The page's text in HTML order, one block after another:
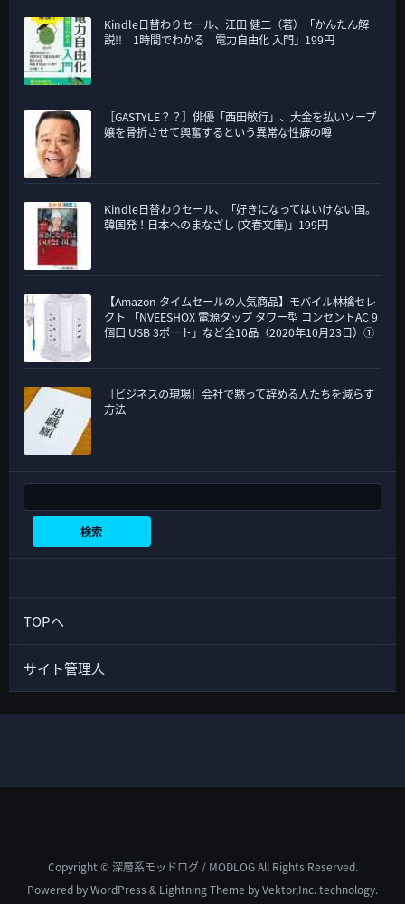
Kindle日替わりセール、江田 健二（著）「かんたん解
説!! 1時間でわかる 電力自由化 入門」199円
［GASTYLE？？］俳優「西田敏行」、大金を払いソープ
嬢を骨折させて興奮するという異常な性癖の噂
Kindle日替わりセール、「好きになってはいけない国。
韓国発！日本へのまなざし (文春文庫)」199円
【Amazon タイムセールの人気商品】モバイル林檎セレ
クト 「NVEESHOX 電源タップ タワー型 コンセントAC 9
個口 USB 3ポート」など全10品（2020年10月23日）①
［ビジネスの現場］会社で黙って辞める人たちを減らす
方法
検索
TOPへ
サイト管理人
Copyright © 深層系モッドログ / MODLOG All Rights Reserved.
Powered byWordPress & Lightning Theme by Vektor,Inc. technology.